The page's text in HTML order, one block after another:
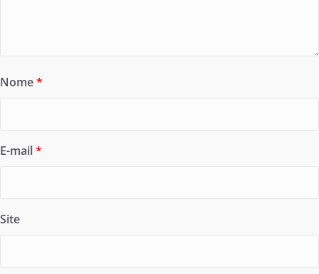
Nome*
E-mail*
Site